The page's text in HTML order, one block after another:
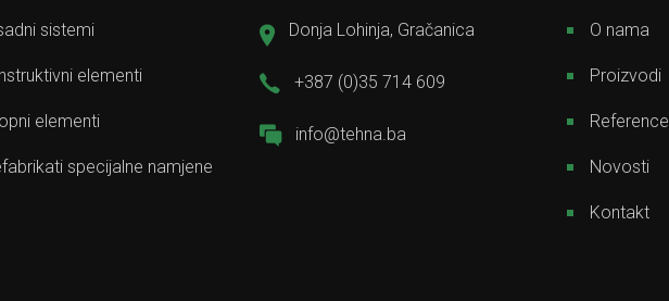
sistemi
elementi
elementi
specijalne namjene
Donja Lohinja, Gračanica
+387 (0)35 714 609
info@tehna.ba
O nama
Proizvodi
Reference
Novosti
Kontakt